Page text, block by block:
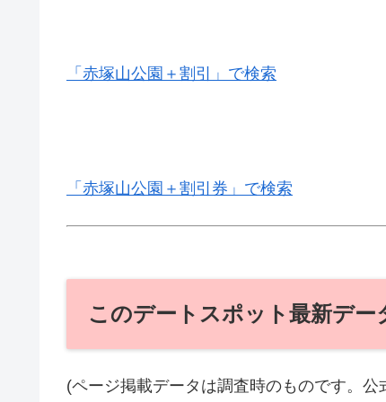
「赤塚山公園＋割引」で検索
「赤塚山公園＋割引券」で検索
このデートスポット最新デー
(ページ掲載データは調査時のものです。